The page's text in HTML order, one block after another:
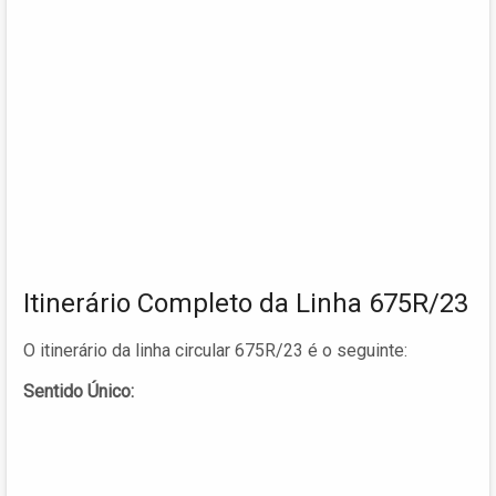
Itinerário Completo da Linha 675R/23
O itinerário da linha circular 675R/23 é o seguinte:
Sentido Único: